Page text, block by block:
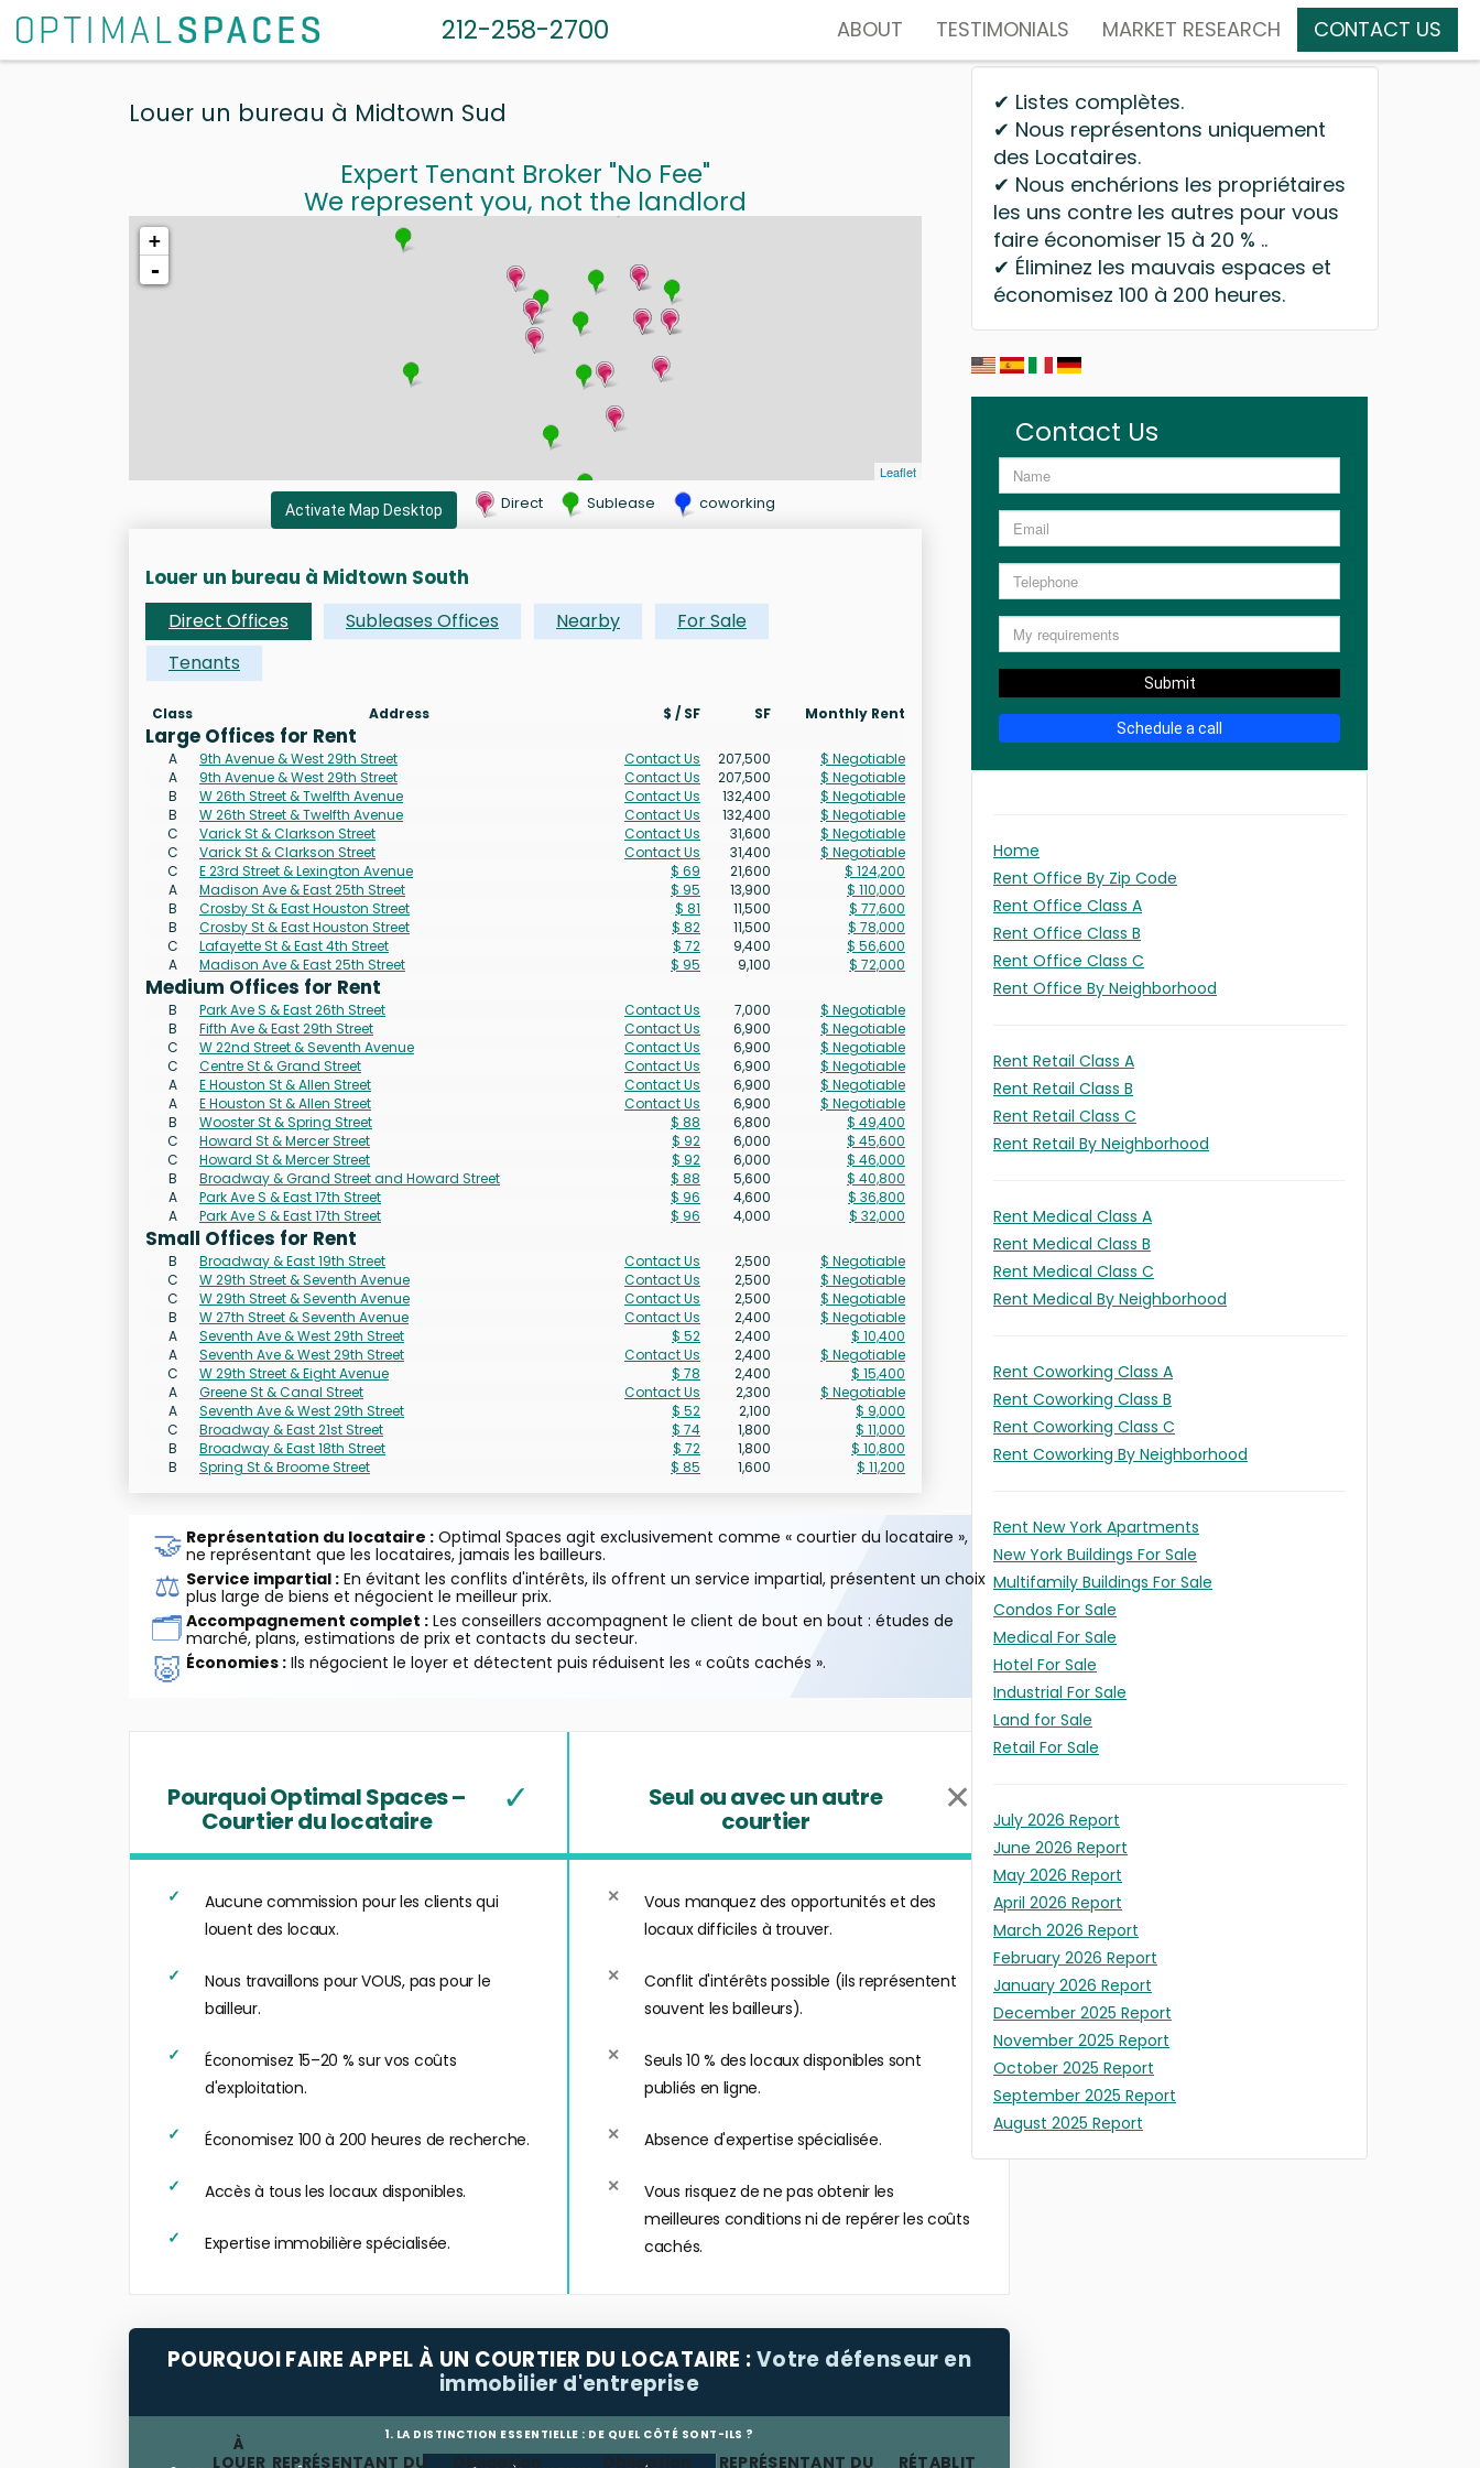
212-258-2700 ABOUT TESTIMONIALS MARKET RESEARCH CONTACT US
Louer un bureau à Midtown Sud
Expert Tenant Broker "No Fee"
We represent you, not the landlord
+
-
Leaflet
Activate Map Desktop Direct Sublease coworking
Louer un bureau à Midtown South
Direct Offices Subleases Offices Nearby
For Sale
Tenants
Class Address $ / SF SF Monthly Rent
Large Offices for Rent
A 9th Avenue & West 29th Street Contact Us 207,500
$ Negotiable
A
9th Avenue & West 29th Street Contact Us 207,500
$ Negotiable
B
W 26th Street & Twelfth Avenue Contact Us 132,400
$ Negotiable
B
W 26th Street & Twelfth Avenue Contact Us 132,400
$ Negotiable
C
Varick St & Clarkson Street Contact Us 31,600
$ Negotiable
C
Varick St & Clarkson Street Contact Us 31,400
$ Negotiable
C
E 23rd Street & Lexington Avenue $ 69 21,600
$ 124,200
A
Madison Ave & East 25th Street $ 95 13,900
$ 110,000
B
Crosby St & East Houston Street $ 81 11,500
$ 77,600
B
Crosby St & East Houston Street $ 82 11,500
$ 78,000
C
Lafayette St & East 4th Street $ 72 9,400
$ 56,600
A
Madison Ave & East 25th Street $ 95 9,100 $ 72,000
Medium Offices for Rent
B Park Ave S & East 26th Street Contact Us 7,000
$ Negotiable
B
Fifth Ave & East 29th Street Contact Us 6,900
$ Negotiable
C
W 22nd Street & Seventh Avenue Contact Us 6,900
$ Negotiable
C
Centre St & Grand Street Contact Us 6,900
$ Negotiable
A
E Houston St & Allen Street Contact Us 6,900
$ Negotiable
A
E Houston St & Allen Street Contact Us 6,900
$ Negotiable
B
Wooster St & Spring Street $ 88 6,800
$ 49,400
C
Howard St & Mercer Street $ 92 6,000
$ 45,600
C
Howard St & Mercer Street $ 92 6,000
$ 46,000
B
Broadway & Grand Street and Howard Street $ 88 5,600
$ 40,800
A
Park Ave S & East 17th Street $ 96 4,600
$ 36,800
A
Park Ave S & East 17th Street $ 96 4,000 $ 32,000
Small Offices for Rent
B Broadway & East 19th Street Contact Us 2,500
$ Negotiable
C
W 29th Street & Seventh Avenue Contact Us 2,500
$ Negotiable
C
W 29th Street & Seventh Avenue Contact Us 2,500
$ Negotiable
B
W 27th Street & Seventh Avenue Contact Us 2,400
$ Negotiable
A
Seventh Ave & West 29th Street $ 52 2,400
$ 10,400
A
Seventh Ave & West 29th Street Contact Us 2,400
$ Negotiable
C
W 29th Street & Eight Avenue $ 78 2,400
$ 15,400
A
Greene St & Canal Street Contact Us 2,300
$ Negotiable
A
Seventh Ave & West 29th Street $ 52 2,100
$ 9,000
C
Broadway & East 21st Street $ 74 1,800
$ 11,000
B
Broadway & East 18th Street $ 72 1,800
$ 10,800
B
Spring St & Broome Street $ 85 1,600 $ 11,200
🤝 Représentation du locataire : Optimal Spaces agit exclusivement comme « courtier du locataire »,
ne représentant que les locataires, jamais les bailleurs.
⚖️ Service impartial : En évitant les conflits d'intérêts, ils offrent un service impartial, présentent un choix
plus large de biens et négocient le meilleur prix.
🗂️ Accompagnement complet : Les conseillers accompagnent le client de bout en bout : études de
marché, plans, estimations de prix et contacts du secteur.
🐷 Économies : Ils négocient le loyer et détectent puis réduisent les « coûts cachés ».
Pourquoi Optimal Spaces –
Courtier du locataire ✓
Aucune commission pour les clients qui
louent des locaux.
Nous travaillons pour VOUS, pas pour le
bailleur.
Économisez 15–20 % sur vos coûts
d'exploitation.
Économisez 100 à 200 heures de recherche.
Accès à tous les locaux disponibles.
Expertise immobilière spécialisée.
Seul ou avec un autre
courtier ✕
Vous manquez des opportunités et des
locaux difficiles à trouver.
Conflit d'intérêts possible (ils représentent
souvent les bailleurs).
Seuls 10 % des locaux disponibles sont
publiés en ligne.
Absence d'expertise spécialisée.
Vous risquez de ne pas obtenir les
meilleures conditions ni de repérer les coûts
cachés.
POURQUOI FAIRE APPEL À UN COURTIER DU LOCATAIRE : Votre défenseur en
immobilier d'entreprise
1. LA DISTINCTION ESSENTIELLE : DE QUEL CÔTÉ SONT-ILS ?
REPRÉSENTANT DU
Obligation
À
LOUER
REPRÉSENTANT DU
Obligation
RÉTABLIT
✔ Listes complètes.
✔ Nous représentons uniquement
des Locataires.
✔ Nous enchérions les propriétaires
les uns contre les autres pour vous
faire économiser 15 à 20 % ..
✔ Éliminez les mauvais espaces et
économisez 100 à 200 heures.
Contact Us
Submit
Schedule a call
Home
Rent Office By Zip Code
Rent Office Class A
Rent Office Class B
Rent Office Class C
Rent Office By Neighborhood
Rent Retail Class A
Rent Retail Class B
Rent Retail Class C
Rent Retail By Neighborhood
Rent Medical Class A
Rent Medical Class B
Rent Medical Class C
Rent Medical By Neighborhood
Rent Coworking Class A
Rent Coworking Class B
Rent Coworking Class C
Rent Coworking By Neighborhood
Rent New York Apartments
New York Buildings For Sale
Multifamily Buildings For Sale
Condos For Sale
Medical For Sale
Hotel For Sale
Industrial For Sale
Land for Sale
Retail For Sale
July 2026 Report
June 2026 Report
May 2026 Report
April 2026 Report
March 2026 Report
February 2026 Report
January 2026 Report
December 2025 Report
November 2025 Report
October 2025 Report
September 2025 Report
August 2025 Report